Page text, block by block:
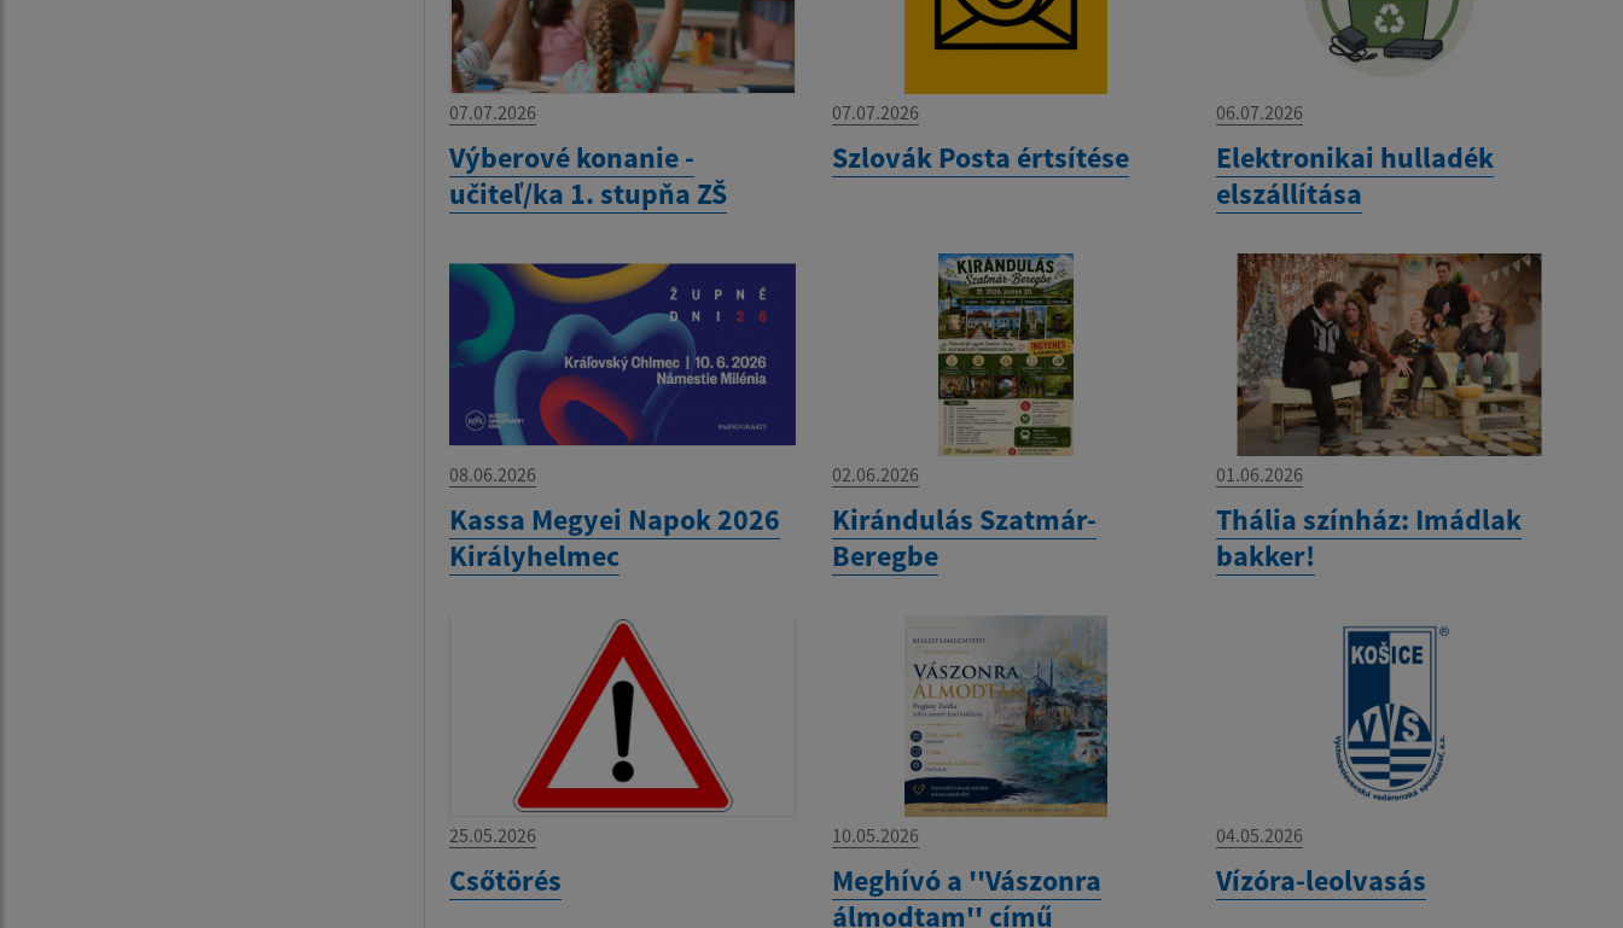
07.07.2026
Výberové konanie -
učiteľ/ka 1. stupňa ZŠ
07.07.2026
Szlovák Posta értsítése
06.07.2026
Elektronikai hulladék
elszállítása
08.06.2026
Kassa Megyei Napok 2026
Királyhelmec
02.06.2026
Kirándulás Szatmár-
Beregbe
01.06.2026
Thália színház: Imádlak
bakker!
25.05.2026
Csőtörés
10.05.2026
Meghívó a ''Vászonra
álmodtam'' című
04.05.2026
Vízóra-leolvasás